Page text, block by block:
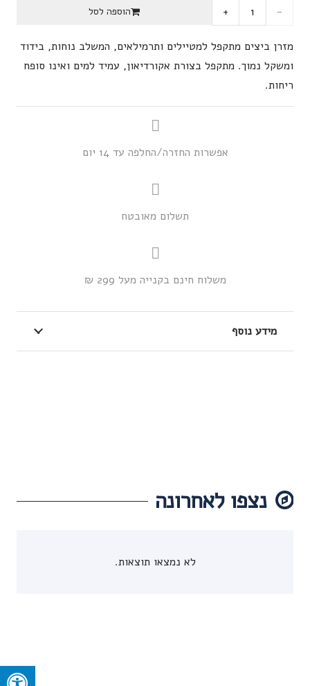
כמות
מזרון
הוספה לסל
מזרן ביצים מתקפל למטיילים ותרמילאים, המשלב נוחות, בידוד
ומשקל נמוך. מתקפל בצורת אקורדיאון, עמיד למים ואינו סופח
ריחות.
אפשרות החזרה/החלפה עד 14 יום
תשלום מאובטח
משלוח חינם בקנייה מעל 299 ₪
מידע נוסף
נצפו לאחרונה
לא נמצאו תוצאות.